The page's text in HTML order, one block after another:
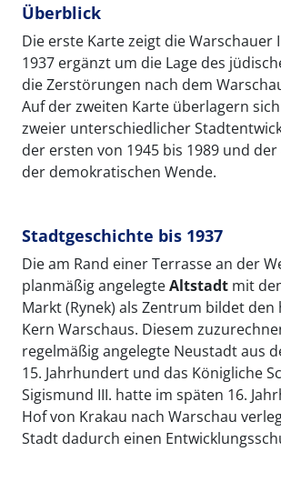
Überblick
Die erste Karte zeigt die Warschauer
1937 ergänzt um die Lage des
die Zerstörungen nach dem
Auf der zweiten Karte überlagern
zweier unterschiedlicher
der ersten von 1945 bis 1989 und
der demokratischen Wende.
Stadtgeschichte bis 1937
Die am Rand einer Terrasse an der
planmäßig angelegteAltstadt mit
Markt (Rynek) als Zentrum bildet
Kern Warschaus. Diesem
regelmäßig angelegte Neustadt aus
15. Jahrhundert und das Königliche
Sigismund III. hatte im späten 16.
Hof von Krakau nach Warschau
Stadt dadurch einen